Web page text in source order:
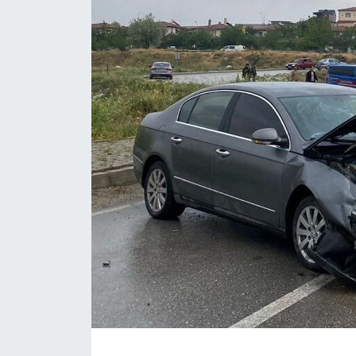
Magazin
Etkinlikler